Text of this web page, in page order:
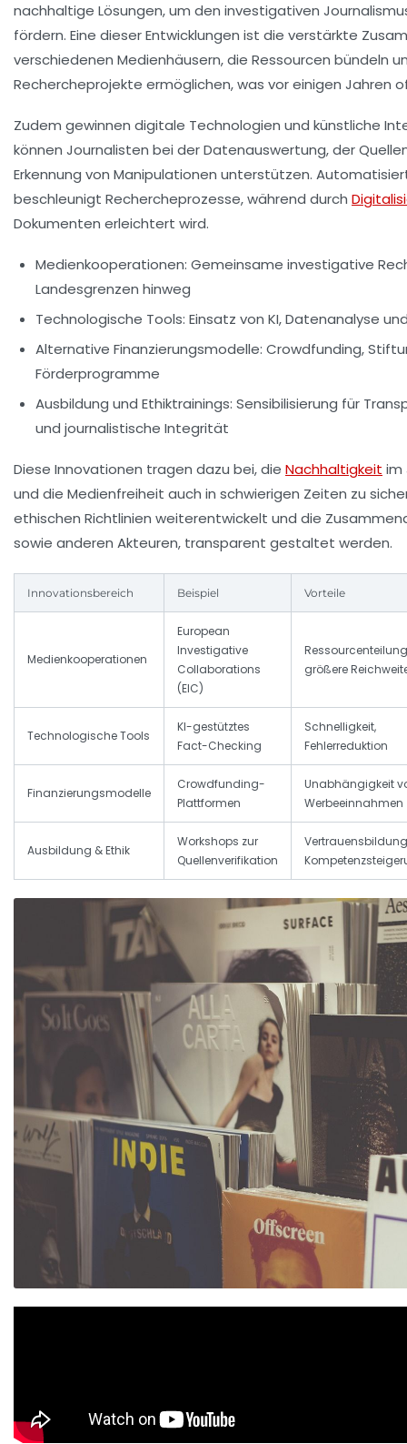
nachhaltige Lösungen, um den investigativen
fördern. Eine dieser Entwicklungen ist die verstärkte
verschiedenen Medienhäusern, die Ressourcen bündeln
Rechercheprojekte ermöglichen, was vor einigen Jahren
Zudem gewinnen digitale Technologien und künstliche
können Journalisten bei der Datenauswertung, der
Erkennung von Manipulationen unterstützen.
beschleunigt Rechercheprozesse, während durch
Dokumenten erleichtert wird.
Medienkooperationen: Gemeinsame investigative
Landesgrenzen hinweg
Technologische Tools: Einsatz von KI, Datenanalyse
Alternative Finanzierungsmodelle: Crowdfunding,
Förderprogramme
Ausbildung und Ethiktrainings: Sensibilisierung für
und journalistische Integrität
Diese Innovationen tragen dazu bei, die Nachhaltigkeit im
und die Medienfreiheit auch in schwierigen Zeiten zu
ethischen Richtlinien weiterentwickelt und die
sowie anderen Akteuren, transparent gestaltet werden.
Innovationsbereich Beispiel Vorteile
Medienkooperationen
European
Investigative
Collaborations
(EIC)
größere
Technologische Tools
KI-gestütztes
Fact-Checking
Schnelligkeit,
Fehlerreduktion
Finanzierungsmodelle
Crowdfunding-
Plattformen
Unabhängigkeit
Werbeeinnahmen
Ausbildung & Ethik
Workshops zur
Quellenverifikation